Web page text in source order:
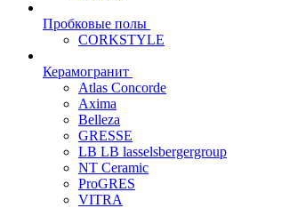
Пробковые полы
CORKSTYLE
Керамогранит
Atlas Concorde
Axima
Belleza
GRESSE
LB LB lasselsbergergroup
NT Ceramic
ProGRES
VITRA